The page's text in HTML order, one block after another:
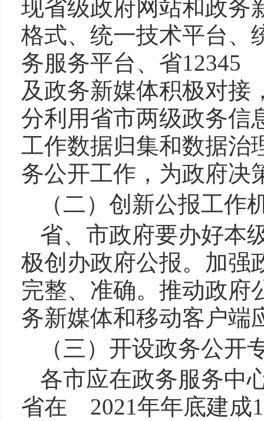
现省级政府网站和政务
格式、统一技术平台、
务服务平台、省12345
及政务新媒体积极对接
分利用省市两级政务信
工作数据归集和数据治
务公开工作，为政府决
（二）创新公报工作
省、市政府要办好本
极创办政府公报。加强
完整、准确。推动政府
务新媒体和移动客户端
（三）开设政务公开
各市应在政务服务中
省在 2021年年底建成